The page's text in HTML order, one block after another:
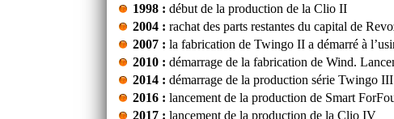
1998 : début de la production de la Clio II
2004 : rachat des parts restantes du capital de
2007 : la fabrication de Twingo II a démarré à
2010 : démarrage de la fabrication de Wind.
2014 : démarrage de la production série Twingo
2016 : lancement de la production de Smart
2017 : lancement de la production de la Clio IV